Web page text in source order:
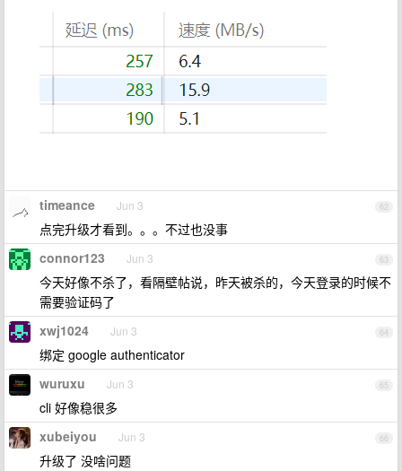
62
timeance Jun 3
点完升级才看到。。。不过也没事
63
connor123 Jun 3
今天好像不杀了，看隔壁帖说，昨天被杀的，今天登录的时候不
需要验证码了
64
xwj1024 Jun 3
绑定 google authenticator
65
wuruxu Jun 3
cli 好像稳很多
66
xubeiyou Jun 3
升级了 没啥问题